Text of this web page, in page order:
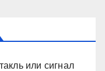
или сигнал